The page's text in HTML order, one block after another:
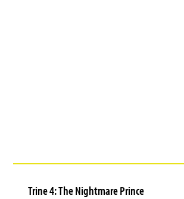
Trine 4: The Nightmare Prince